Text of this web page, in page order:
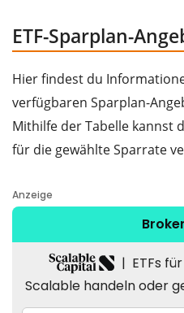
ETF-Sparplan-
Hier findest du
verfügbaren Sparplan-
Mithilfe der Tabelle kannst
für die gewählte Sparrate